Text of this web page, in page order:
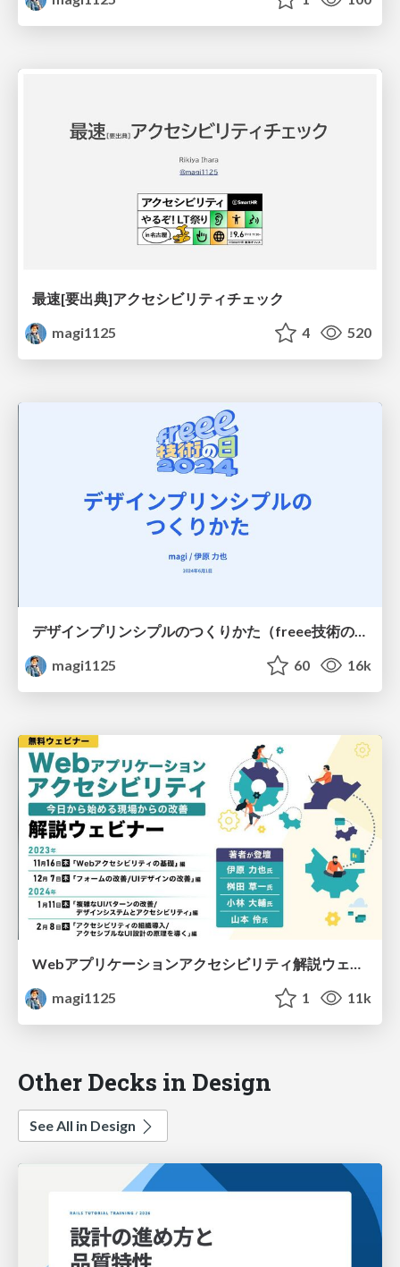
最速[要出典]アクセシビリティチェック
magi1125
4 520
デザインプリンシプルのつくりかた（freee技術の日）
magi1125
60 16k
Webアプリケーションアクセシビリティ解説ウェビナー「8章 アクセシブルなUI設計の原理を導く」
magi1125
1 11k
Other Decks in Design
See All in Design